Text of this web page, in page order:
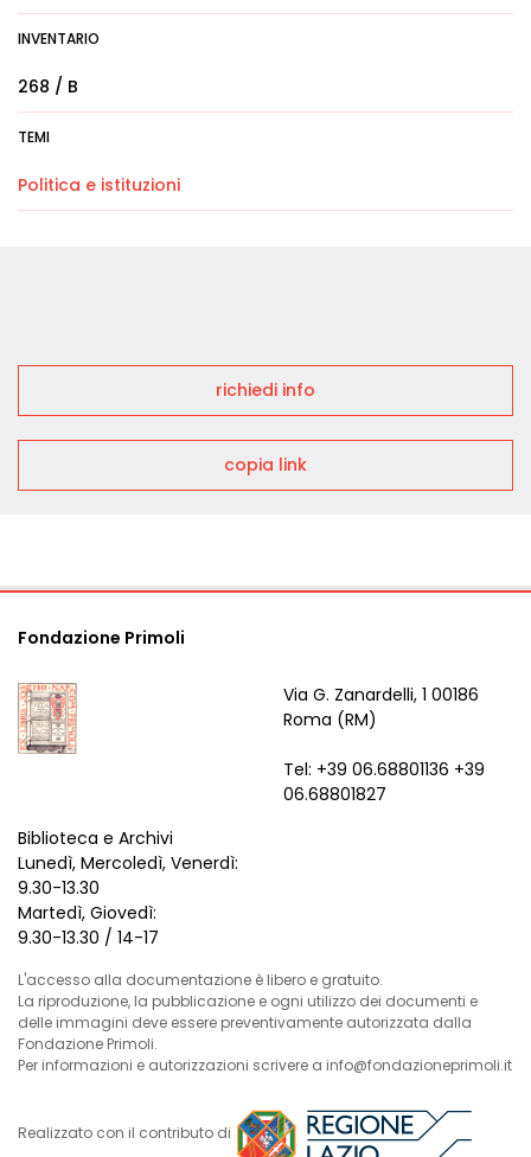
INVENTARIO
268 / B
TEMI
Politica e istituzioni
richiedi info
copia link
Fondazione Primoli
Via G. Zanardelli, 1 00186
Roma (RM)
Tel: +39 06.68801136 +39
06.68801827
Biblioteca e Archivi
Lunedì, Mercoledì, Venerdì:
9.30-13.30
Martedì, Giovedì:
9.30-13.30 / 14-17
L'accesso alla documentazione è libero e gratuito.
La riproduzione, la pubblicazione e ogni utilizzo dei documenti e
delle immagini deve essere preventivamente autorizzata dalla
Fondazione Primoli.
Per informazioni e autorizzazioni scrivere a info@fondazioneprimoli.it
Realizzato con il contributo di